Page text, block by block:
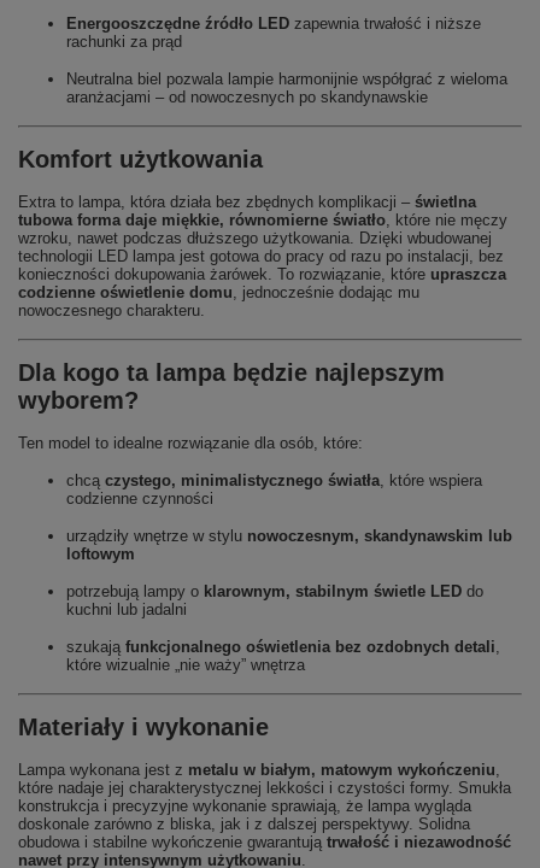
Energooszczędne źródło LED zapewnia trwałość i niższe
rachunki za prąd
Neutralna biel pozwala lampie harmonijnie współgrać z wieloma
aranżacjami – od nowoczesnych po skandynawskie
Komfort użytkowania
Extra to lampa, która działa bez zbędnych komplikacji – świetlna
tubowa forma daje miękkie, równomierne światło, które nie męczy
wzroku, nawet podczas dłuższego użytkowania. Dzięki wbudowanej
technologii LED lampa jest gotowa do pracy od razu po instalacji, bez
konieczności dokupowania żarówek. To rozwiązanie, które upraszcza
codzienne oświetlenie domu, jednocześnie dodając mu
nowoczesnego charakteru.
Dla kogo ta lampa będzie najlepszym
wyborem?
Ten model to idealne rozwiązanie dla osób, które:
chcą czystego, minimalistycznego światła, które wspiera
codzienne czynności
urządziły wnętrze w stylu nowoczesnym, skandynawskim lub
loftowym
potrzebują lampy o klarownym, stabilnym świetle LED do
kuchni lub jadalni
szukają funkcjonalnego oświetlenia bez ozdobnych detali,
które wizualnie „nie waży” wnętrza
Materiały i wykonanie
Lampa wykonana jest z metalu w białym, matowym wykończeniu,
które nadaje jej charakterystycznej lekkości i czystości formy. Smukła
konstrukcja i precyzyjne wykonanie sprawiają, że lampa wygląda
doskonale zarówno z bliska, jak i z dalszej perspektywy. Solidna
obudowa i stabilne wykończenie gwarantują trwałość i niezawodność
nawet przy intensywnym użytkowaniu.